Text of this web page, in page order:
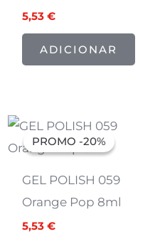
5,53€
ADICIONAR
PROMO -20%
PROMO -20%
GEL POLISH 059
Orange Pop 8ml
O
preço
original
6,91 €.
5,53€
O
preço
atual
5,53 €.